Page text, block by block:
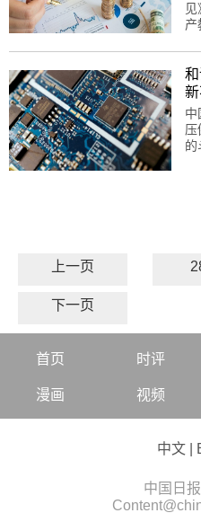
产
中
压
的
上一页
下一页
首页 时评
漫画 视频
中文
中国日